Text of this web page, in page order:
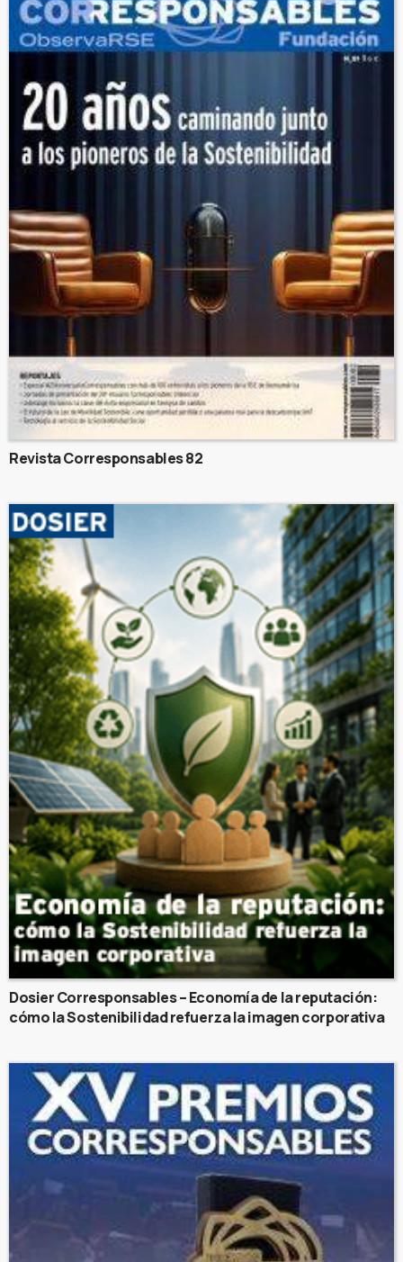
Revista Corresponsables 82
Dosier Corresponsables – Economía de la reputación:
cómo la Sostenibilidad refuerza la imagen corporativa